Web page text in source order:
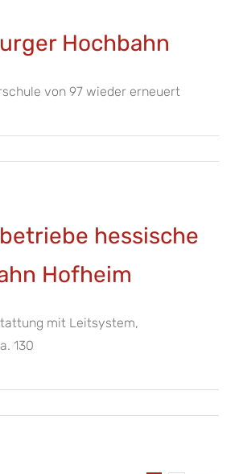
Hochbahn
von 97 wieder erneuert
hessische
Hofheim
mit Leitsystem,
130